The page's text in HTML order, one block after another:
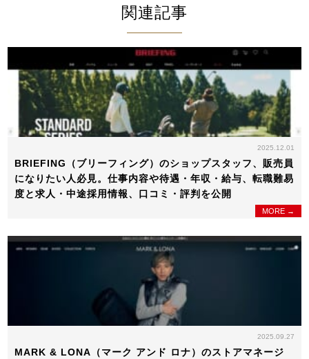
関連記事
2025.12.01
BRIEFING（ブリーフィング）のショップスタッフ、販売員
になりたい人必見。仕事内容や待遇・年収・給与、転職難易
度と求人・中途採用情報、口コミ・評判を公開
MORE →
2025.09.27
MARK & LONA（マーク アンド ロナ）のストアマネージ